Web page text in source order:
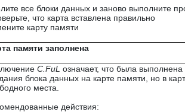
все блоки данных и заново выполните
что карта вставлена правильно
карту памяти
памяти заполнена
C FuL означает, что была выполнена
блока данных на карте памяти, но в
места.
действия: